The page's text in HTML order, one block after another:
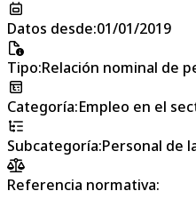
Datos desde:01/01/2019
Tipo:Relación nominal de
Categoría:Empleo en el
Subcategoría:Personal de
Referencia normativa: